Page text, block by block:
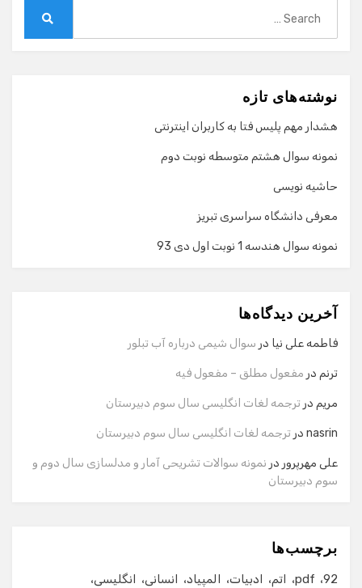
نوشته‌های تازه
هشدار مهم پلیس فتا به کاربران اینترنتی
نمونه سوال هشتم متوسطه نوبت دوم
حاشیه نویسی
معرفی دانشگاه سراسری تبریز
نمونه سوال هندسه 1 نوبت اول دی 93
آخرین دیدگاه‌ها
فاطمه علی نیا در سوال شیمی درباره آب تبلور
ترنم در مفعول مطلق – مفعول فیه
مریم در ترجمه لغات انگلیسی سال سوم دبیرستان
nasrin در ترجمه لغات انگلیسی سال سوم دبیرستان
علی مهرپرور در نمونه سوالات تشریحی آمار و مدلسازی سال دوم و
سوم دبیرستان
برچسب‌ها
92
pdf اتم ادبیات المپیاد انسانی انگلیسی
گفت‌وگو با دستیار هوشمند
سلام! برای شروع گفت‌وگو لطفاً شماره تماس یا ایمیل خود را
وارد کنید.
ایمیل